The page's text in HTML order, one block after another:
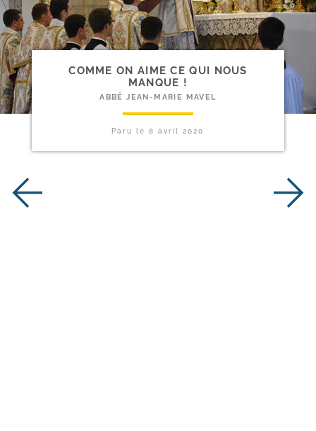
COMME ON AIME CE QUI NOUS
MANQUE !
ABBÉ JEAN-MARIE MAVEL
Paru le8 avril 2020